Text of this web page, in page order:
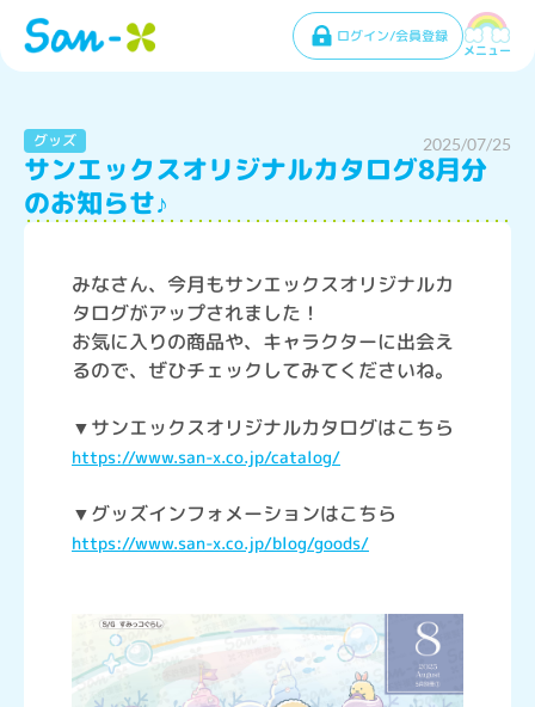
ログイン/会員登録
メニュー
グッズ 2025/07/25
サンエックスオリジナルカタログ8月分
のお知らせ♪
みなさん、今月もサンエックスオリジナルカ
タログがアップされました！
お気に入りの商品や、キャラクターに出会え
るので、ぜひチェックしてみてくださいね。
▼サンエックスオリジナルカタログはこちら
https://www.san-x.co.jp/catalog/
▼グッズインフォメーションはこちら
https://www.san-x.co.jp/blog/goods/